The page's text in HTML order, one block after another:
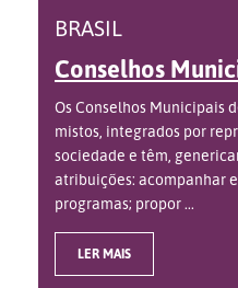
BRASIL
Conselhos
Os Conselhos Municipais
mistos, integrados por
sociedade e têm,
atribuições: acompanhar
programas; propor ...
LER MAIS